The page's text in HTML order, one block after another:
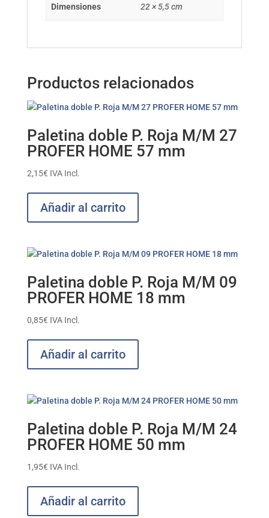
Dimensiones 22 × 5,5 cm
Productos relacionados
Paletina doble P. Roja M/M 27
PROFER HOME 57 mm
2,15€ IVA Incl.
Añadir al carrito
Paletina doble P. Roja M/M 09
PROFER HOME 18 mm
0,85€ IVA Incl.
Añadir al carrito
Paletina doble P. Roja M/M 24
PROFER HOME 50 mm
1,95€ IVA Incl.
Añadir al carrito